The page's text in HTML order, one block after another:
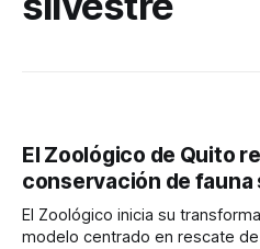
El Zoológico de Quito
conservación de
El Zoológico inicia su
modelo centrado en rescate